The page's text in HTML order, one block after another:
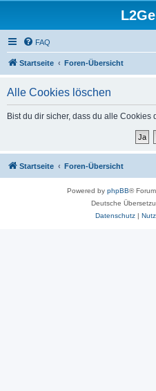
FAQ
Startseite Foren-Übersicht
Alle Cookies löschen
Bist du dir sicher, dass du alle
Startseite Foren-Übersicht
Powered by phpBB®
Deutsche
Datenschutz|